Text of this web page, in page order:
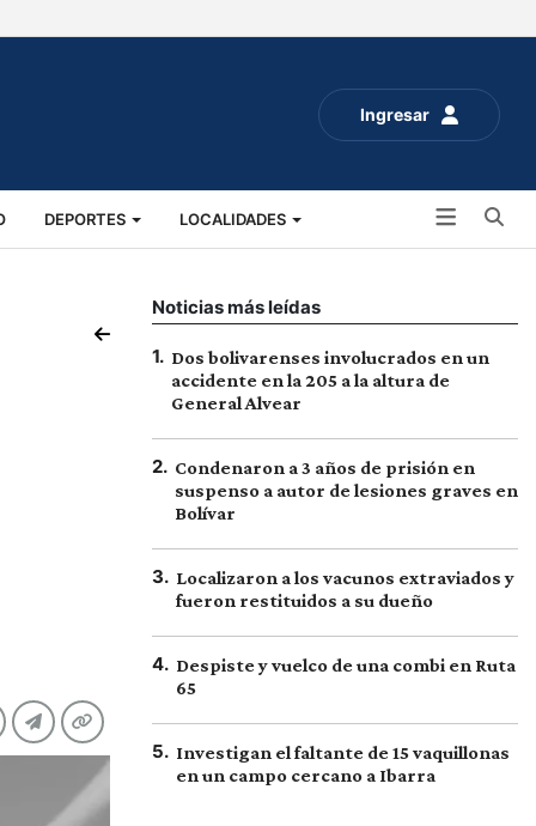
Ingresar
DEPORTES LOCALIDADES
Noticias más leídas
1. Dos bolivarenses involucrados en un
accidente en la 205 a la altura de
General Alvear
2. Condenaron a 3 años de prisión en
suspenso a autor de lesiones graves en
Bolívar
3. Localizaron a los vacunos extraviados y
fueron restituidos a su dueño
4. Despiste y vuelco de una combi en Ruta
65
5. Investigan el faltante de 15 vaquillonas
en un campo cercano a Ibarra